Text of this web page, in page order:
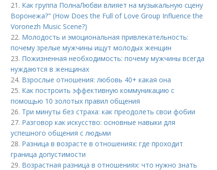
21. Как группа ПолнаЛюбви влияет на музыкальную сцену
Воронежа?" (How Does the Full of Love Group Influence the
Voronezh Music Scene?)
22. Молодость и эмоциональная привлекательность:
почему зрелые мужчины ищут молодых женщин
23. Пожизненная необходимость: почему мужчины всегда
нуждаются в женщинах
24. Взрослые отношения: любовь 40+ какая она
25. Как построить эффективную коммуникацию с
помощью 10 золотых правил общения
26. Три минуты без страха: как преодолеть свои фобии
27. Разговор как искусство: основные навыки для
успешного общения с людьми
28. Разница в возрасте в отношениях: где проходит
граница допустимости
29. Возрастная разница в отношениях: что нужно знать